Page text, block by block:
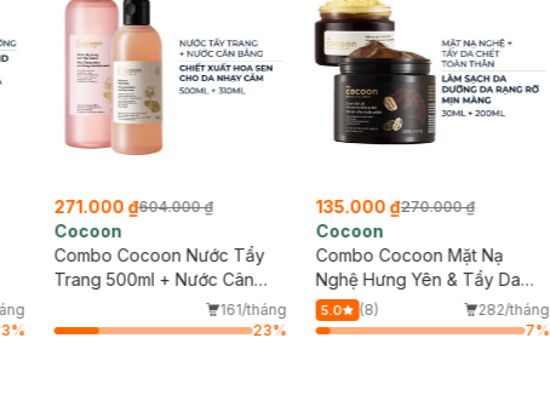
%
271.000 ₫604.000 ₫
Cocoon
Combo Cocoon Nước Tẩy
Trang 500ml + Nước Cân
Bằng 310ml Sen Hậu Giang
Cho Da Rất Nhạy Cảm
161/tháng
23%
135.000 ₫270.000 ₫
Cocoon
Combo Cocoon Mặt Nạ
Nghệ Hưng Yên & Tẩy Da
Chết Toàn Thân Cà Phê Đắk
Lắk 30ml+200ml
5.0 (8)
282/tháng
7%